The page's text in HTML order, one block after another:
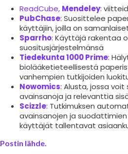
ReadCube, Mendeley:
PubChase: Suosittelee
käyttäjiin, joilla on
Sparrho: Käyttäjä rakentaa
suositusjärjestelmänsä
Tiedekunta 1000 Prime:
biolääketieteellisestä
vanhempien tutkijoiden
Nowomics: Alusta, jossa
avainsanoja ja relevanttia
Scizzle: Tutkimuksen
avainsanojen ja
käyttäjät tallentavat
Postin lähde.